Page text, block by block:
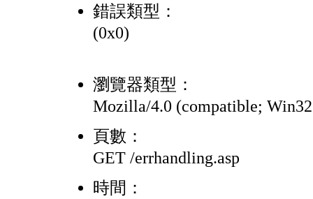
錯誤類型：
(0x0)
瀏覽器類型：
Mozilla/4.0 (compatible;
頁數：
GET /errhandling.asp
時間：